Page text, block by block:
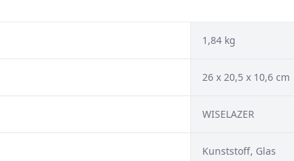
1,84 kg
26 x 20,5 x 10,6 cm
‎WISELAZER
Kunststoff, Glas